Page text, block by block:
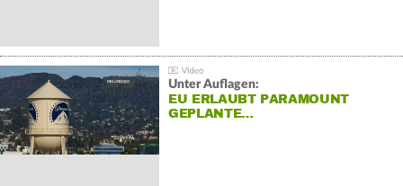
Unter Auflagen:
EU ERLAUBT PARAMOUNT
GEPLANTE…